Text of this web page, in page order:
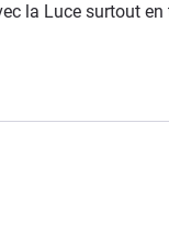
la Luce surtout